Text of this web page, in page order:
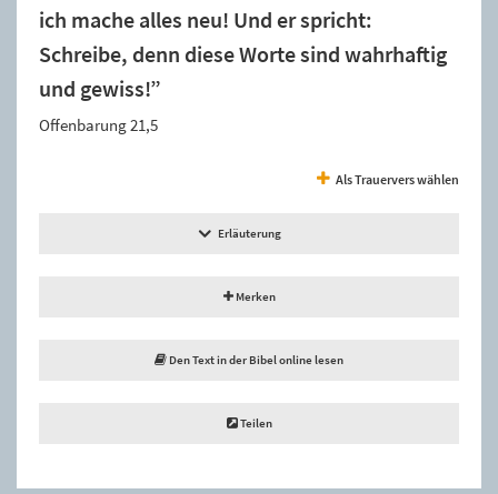
ich mache alles neu! Und er spricht:
Schreibe, denn diese Worte sind wahrhaftig
und gewiss!”
Offenbarung 21,5
Als Trauervers wählen
Erläuterung
Merken
Den Text in der Bibel online lesen
Teilen